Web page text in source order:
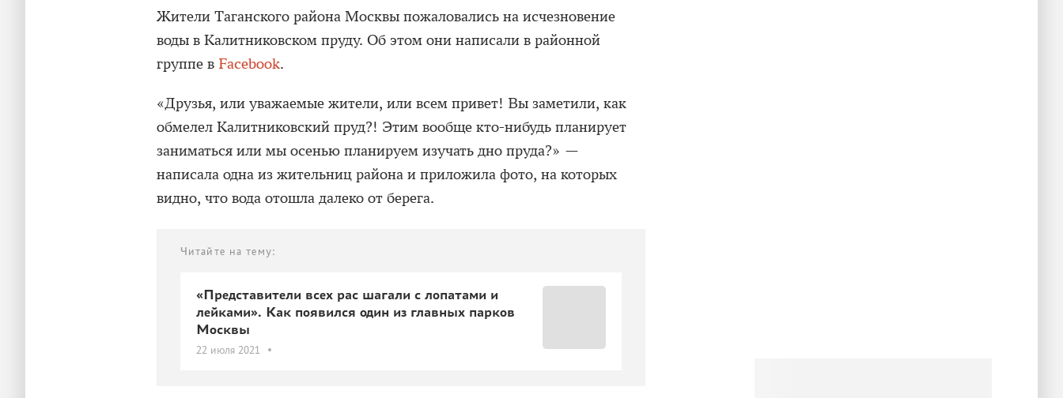
Жители Таганского района Москвы пожаловались на исчезновение
воды в Калитниковском пруду. Об этом они написали в районной
группе в Facebook.
«Друзья, или уважаемые жители, или всем привет! Вы заметили, как
обмелел Калитниковский пруд?! Этим вообще кто-нибудь планирует
заниматься или мы осенью планируем изучать дно пруда?» —
написала одна из жительниц района и приложила фото, на которых
видно, что вода отошла далеко от берега.
Читайте на тему:
«Представители всех рас шагали с лопатами и
лейками». Как появился один из главных парков
Москвы
22 июля 2021